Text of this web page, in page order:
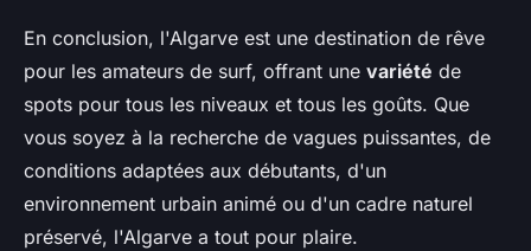
En conclusion, l'Algarve est une destination de rêve
pour les amateurs de surf, offrant une variété de
spots pour tous les niveaux et tous les goûts. Que
vous soyez à la recherche de vagues puissantes, de
conditions adaptées aux débutants, d'un
environnement urbain animé ou d'un cadre naturel
préservé, l'Algarve a tout pour plaire.